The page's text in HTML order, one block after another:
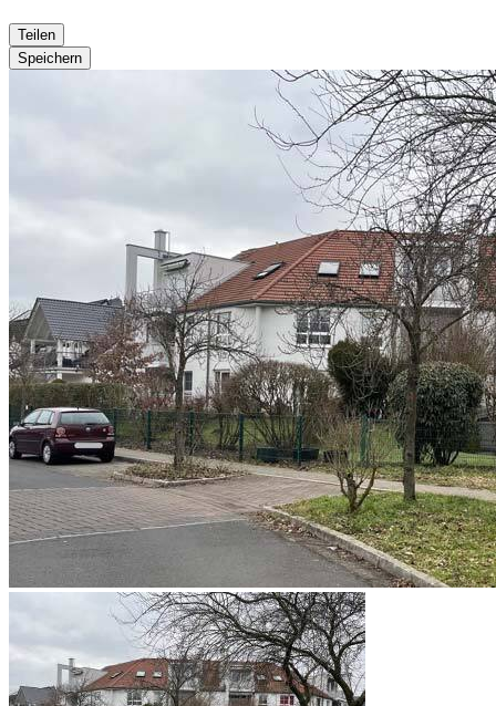
Teilen
Speichern